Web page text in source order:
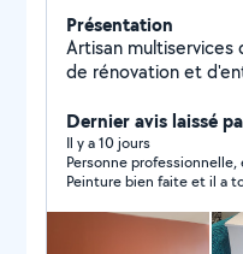
Présentation
Artisan multiservices
de rénovation et
intérieure et
isolation, petite
d'électricité. Je
vos besoins, avec
respectés et des tarifs
Dernier avis laissé
Il y a 10 jours
Personne
Peinture bien faite et il a